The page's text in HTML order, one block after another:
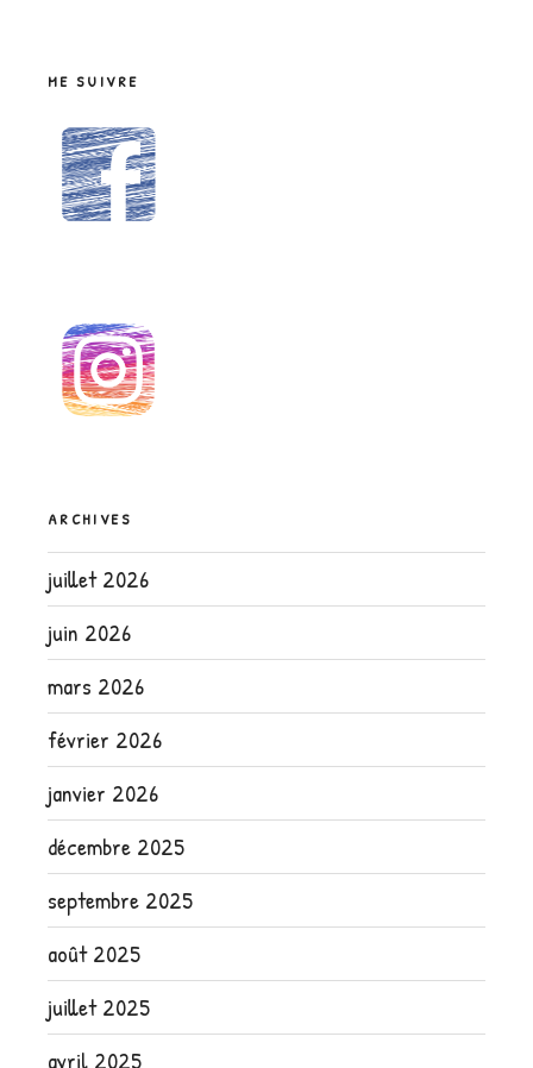
ME SUIVRE
ARCHIVES
juillet 2026
juin 2026
mars 2026
février 2026
janvier 2026
décembre 2025
septembre 2025
août 2025
juillet 2025
avril 2025